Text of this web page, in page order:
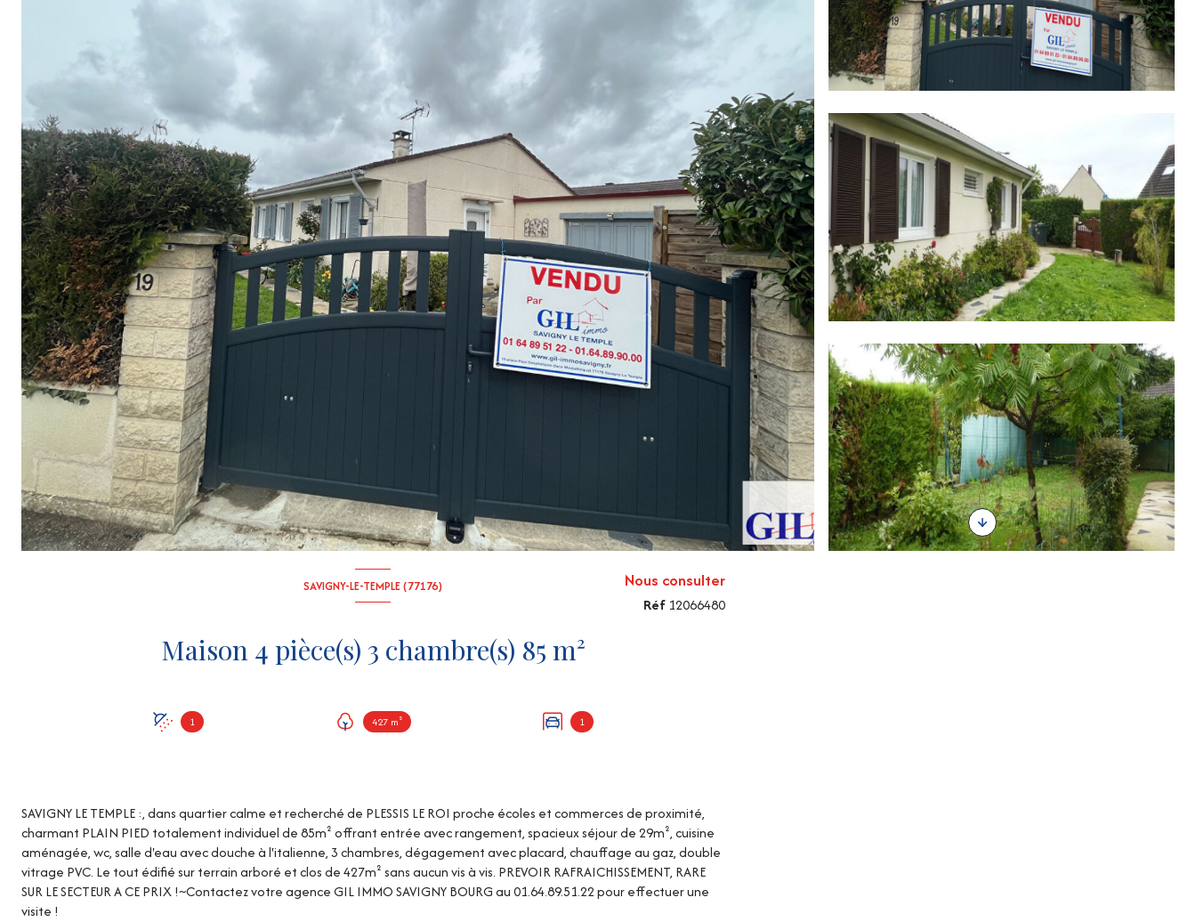
SAVIGNY-LE-TEMPLE (77176)
Maison 4 pièce(s) 3 chambre(s) 85 m²
1 427 m² 1
Nous consulter
Réf 12066480
SAVIGNY LE TEMPLE :, dans quartier calme et recherché de PLESSIS LE ROI proche écoles et commerces de proximité,
charmant PLAIN PIED totalement individuel de 85m² offrant entrée avec rangement, spacieux séjour de 29m², cuisine
aménagée, wc, salle d'eau avec douche à l'italienne, 3 chambres, dégagement avec placard, chauffage au gaz, double
vitrage PVC. Le tout édifié sur terrain arboré et clos de 427m² sans aucun vis à vis. PREVOIR RAFRAICHISSEMENT, RARE
SUR LE SECTEUR A CE PRIX !~Contactez votre agence GIL IMMO SAVIGNY BOURG au 01.64.89.51.22 pour effectuer une
visite !